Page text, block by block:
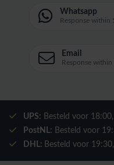
Whatsapp
Response within
Email
Response within
UPS: Besteld voor 18:00
PostNL: Besteld voor
DHL: Besteld voor 19:30